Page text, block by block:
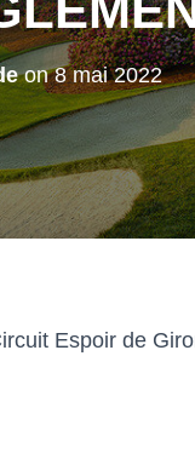
on8 mai 2022
Espoir de